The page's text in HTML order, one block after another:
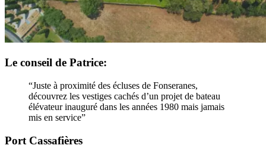
Le conseil de Patrice:
“Juste à proximité des écluses de Fonseranes,
découvrez les vestiges cachés d’un projet de bateau
élévateur inauguré dans les années 1980 mais jamais
mis en service”
Port Cassafières